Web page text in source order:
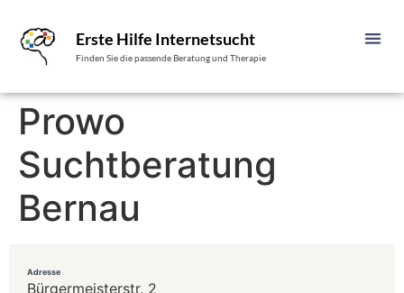
Erste Hilfe Internetsucht
Finden Sie die passende Beratung und Therapie
Prowo
Suchtberatung
Bernau
Adresse
Bürgermeisterstr. 2